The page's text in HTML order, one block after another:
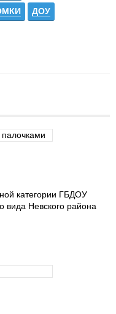
ДОУ
категории ГБДОУ
Невского района